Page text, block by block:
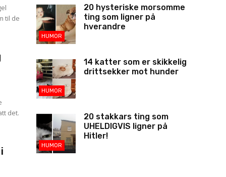
til de
det.
HUMOR
20 hysteriske morsomme
ting som ligner på
hverandre
HUMOR
14 katter som er skikkelig
drittsekker mot hunder
HUMOR
20 stakkars ting som
UHELDIGVIS ligner på
Hitler!